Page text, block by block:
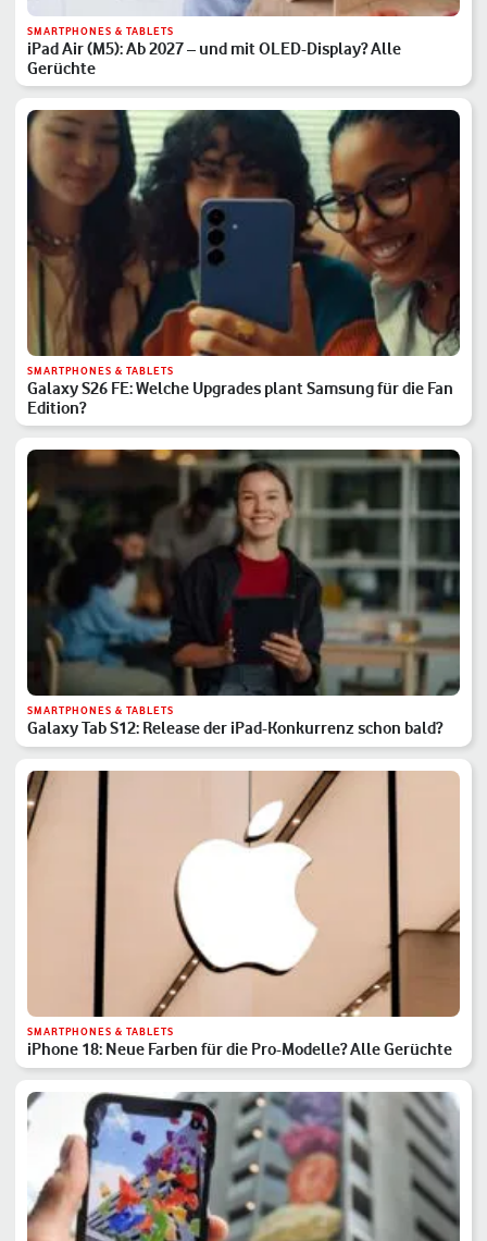
SMARTPHONES & TABLETS
iPad Air (M5): Ab 2027 – und mit OLED-Display? Alle
Gerüchte
SMARTPHONES & TABLETS
Galaxy S26 FE: Welche Upgrades plant Samsung für die Fan
Edition?
SMARTPHONES & TABLETS
Galaxy Tab S12: Release der iPad-Konkurrenz schon bald?
SMARTPHONES & TABLETS
iPhone 18: Neue Farben für die Pro-Modelle? Alle Gerüchte